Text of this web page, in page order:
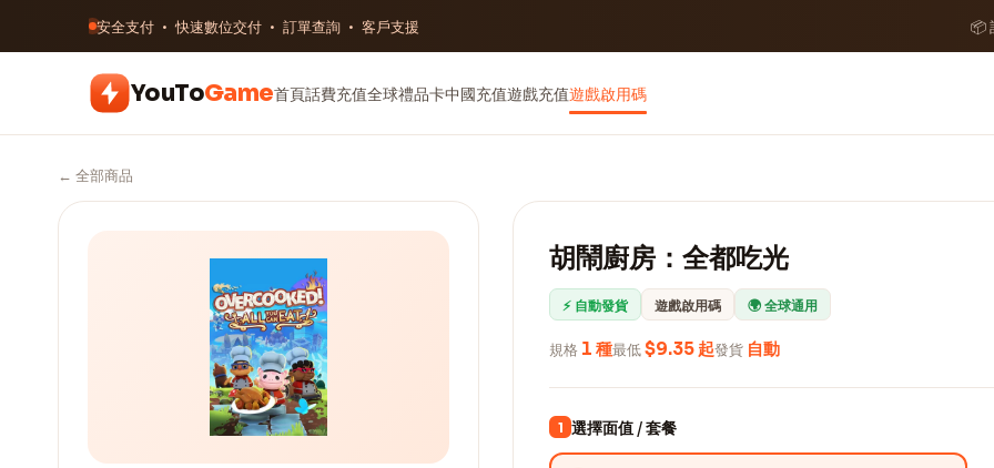
安全支付 · 快速數位交付 · 訂單查詢 · 客戶支援 📦
YouToGame首頁話費充值全球禮品卡中國充值遊戲充值遊戲啟用碼
← 全部商品
胡鬧廚房：全都吃光
⚡ 自動發貨 遊戲啟用碼 🌍 全球通用
規格 1 種最低$9.35 起發貨 自動
1 選擇面值 / 套餐